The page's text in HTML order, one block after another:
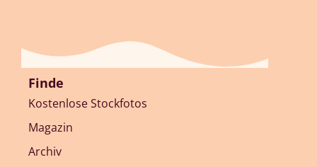
Finde
Kostenlose Stockfotos
Magazin
Archiv